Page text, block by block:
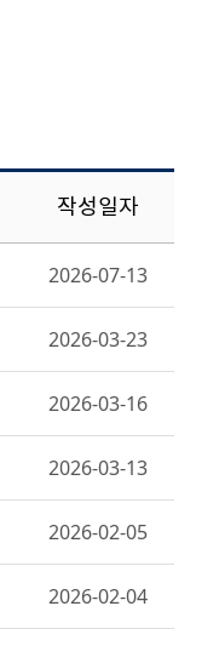
작성일자
2026-07-13
2026-03-23
2026-03-16
2026-03-13
2026-02-05
2026-02-04